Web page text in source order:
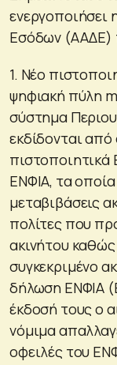
ενεργοποιήσει
Εσόδων (ΑΑΔΕ)
1. Νέο
ψηφιακή πύλη
σύστημα
εκδίδονται
πιστοποιητικά
ΕΝΦΙΑ, τα οποία
μεταβιβάσεις
πολίτες που
ακινήτου
συγκεκριμένο
δήλωση ΕΝΦΙΑ
έκδοσή τους ο
νόμιμα
οφειλές του